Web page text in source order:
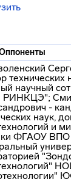
технических
научный
-
наук,
и
ФГАОУ